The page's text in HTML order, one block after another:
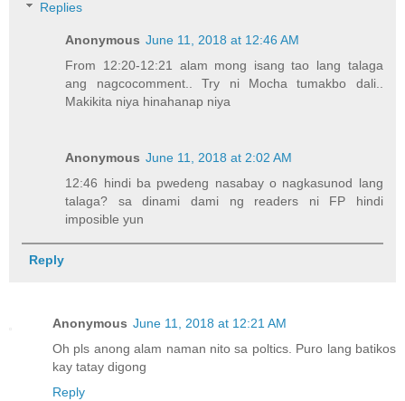
Replies
Anonymous June 11, 2018 at 12:46 AM
From 12:20-12:21 alam mong isang tao lang talaga
ang nagcocomment.. Try ni Mocha tumakbo dali..
Makikita niya hinahanap niya
Anonymous June 11, 2018 at 2:02 AM
12:46 hindi ba pwedeng nasabay o nagkasunod lang
talaga? sa dinami dami ng readers ni FP hindi
imposible yun
Reply
Anonymous June 11, 2018 at 12:21 AM
Oh pls anong alam naman nito sa poltics. Puro lang batikos
kay tatay digong
Reply